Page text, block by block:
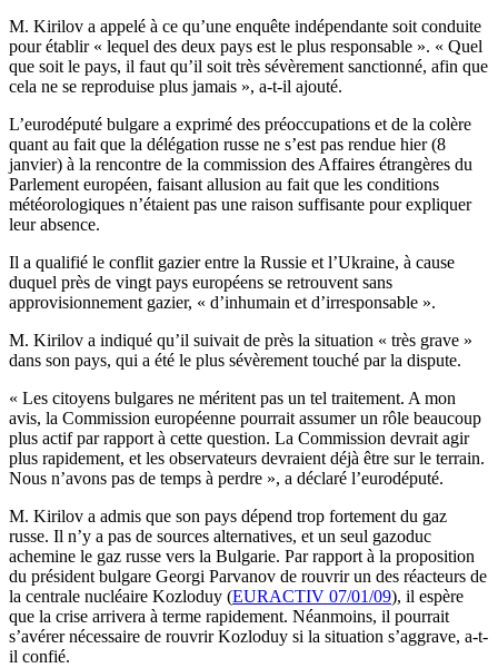
M. Kirilov a appelé à ce qu’une enquête indépendante soit conduite
pour établir « lequel des deux pays est le plus responsable ». « Quel
que soit le pays, il faut qu’il soit très sévèrement sanctionné, afin que
cela ne se reproduise plus jamais », a-t-il ajouté.
L’eurodéputé bulgare a exprimé des préoccupations et de la colère
quant au fait que la délégation russe ne s’est pas rendue hier (8
janvier) à la rencontre de la commission des Affaires étrangères du
Parlement européen, faisant allusion au fait que les conditions
météorologiques n’étaient pas une raison suffisante pour expliquer
leur absence.
Il a qualifié le conflit gazier entre la Russie et l’Ukraine, à cause
duquel près de vingt pays européens se retrouvent sans
approvisionnement gazier, « d’inhumain et d’irresponsable ».
M. Kirilov a indiqué qu’il suivait de près la situation « très grave »
dans son pays, qui a été le plus sévèrement touché par la dispute.
« Les citoyens bulgares ne méritent pas un tel traitement. A mon
avis, la Commission européenne pourrait assumer un rôle beaucoup
plus actif par rapport à cette question. La Commission devrait agir
plus rapidement, et les observateurs devraient déjà être sur le terrain.
Nous n’avons pas de temps à perdre », a déclaré l’eurodéputé.
M. Kirilov a admis que son pays dépend trop fortement du gaz
russe. Il n’y a pas de sources alternatives, et un seul gazoduc
achemine le gaz russe vers la Bulgarie. Par rapport à la proposition
du président bulgare Georgi Parvanov de rouvrir un des réacteurs de
la centrale nucléaire Kozloduy (EURACTIV 07/01/09), il espère
que la crise arrivera à terme rapidement. Néanmoins, il pourrait
s’avérer nécessaire de rouvrir Kozloduy si la situation s’aggrave, a-t-
il confié.